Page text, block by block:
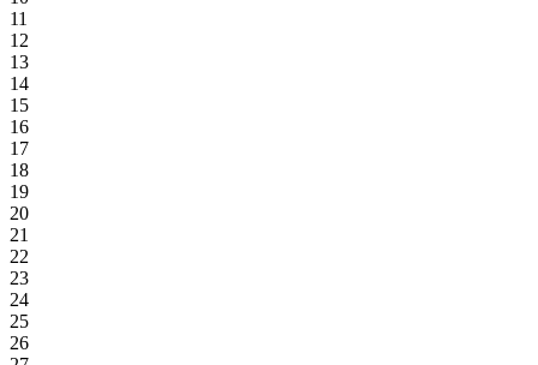
11
12
13
14
15
16
17
18
19
20
21
22
23
24
25
26